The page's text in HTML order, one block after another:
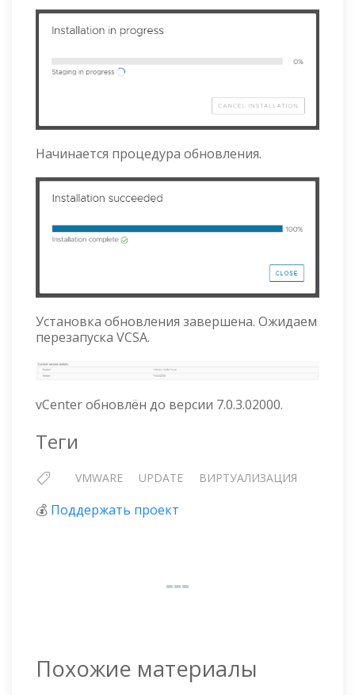
Начинается процедура обновления.
Установка обновления завершена. Ожидаем
перезапуска VCSA.
vCenter обновлён до версии 7.0.3.02000.
Теги
VMWARE UPDATE ВИРТУАЛИЗАЦИЯ
💰 Поддержать проект
Похожие материалы